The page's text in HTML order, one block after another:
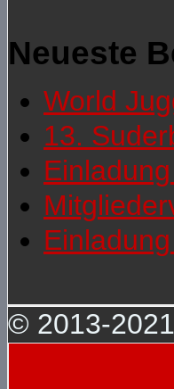
Neueste
World
13.
© 2013-